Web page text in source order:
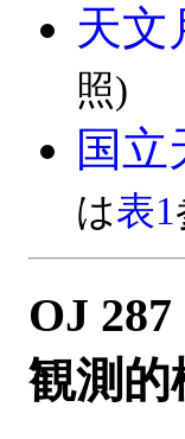
天文
照)
国
は表1
OJ
観測的